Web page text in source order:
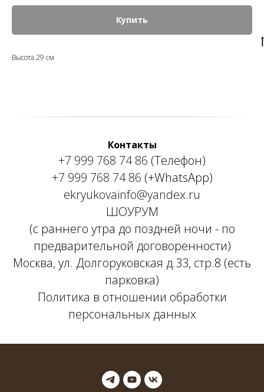
Купить
Высота 29 см
Контакты
+7 999 768 74 86 (Телефон)
+7 999 768 74 86 (+WhatsApp)
ekryukovainfo@yandex.ru
ШОУРУМ
(с раннего утра до поздней ночи - по
предварительной договоренности)
Москва, ул. Долгоруковская д.33, стр.8 (есть
парковка)
Политика в отношении обработки
персональных данных